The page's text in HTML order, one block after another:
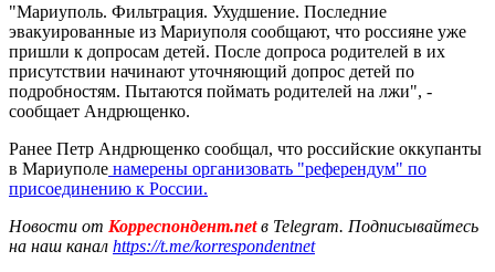
"Мариуполь. Фильтрация. Ухудшение. Последние
эвакуированные из Мариуполя сообщают, что россияне уже
пришли к допросам детей. После допроса родителей в их
присутствии начинают уточняющий допрос детей по
подробностям. Пытаются поймать родителей на лжи", -
сообщает Андрющенко.
Ранее Петр Андрющенко сообщал, что российские оккупанты
в Мариуполе намерены организовать "референдум" по
присоединению к России.
Новости от Корреспондент.netв Telegram. Подписывайтесь
на наш канал https://t.me/korrespondentnet